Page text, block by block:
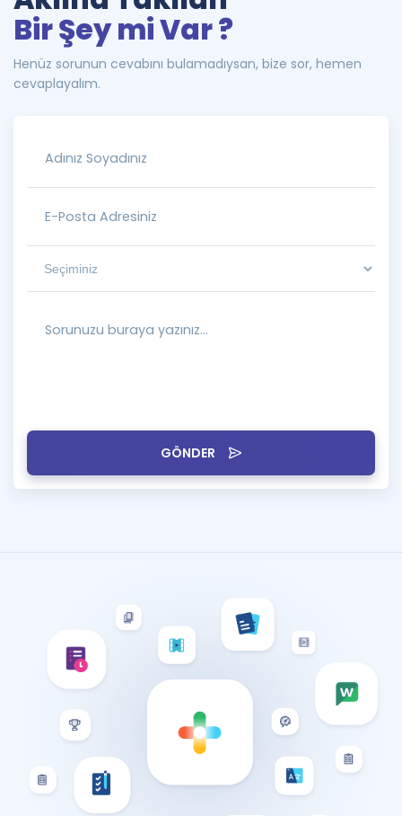
GÖNDER
Bir Şey mi Var ?
Henüz sorunun cevabını bulamadıysan, bize sor, hemen
cevaplayalım.